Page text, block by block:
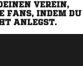
VEREIN,
FANS, INDEM DU
ANLEGST.